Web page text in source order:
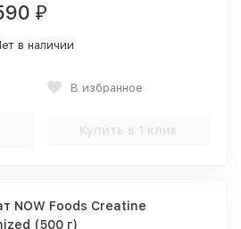
₽
в наличии
В избранное
Купить в 1 клик
NOW Foods Creatine
(500 г)